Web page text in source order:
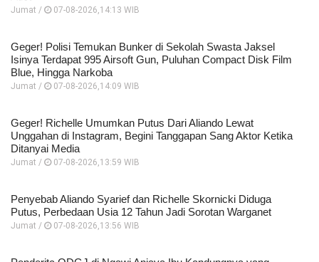
Jumat / 07-08-2026,14:13 WIB
Geger! Polisi Temukan Bunker di Sekolah Swasta Jaksel
Isinya Terdapat 995 Airsoft Gun, Puluhan Compact Disk Film
Blue, Hingga Narkoba
Jumat / 07-08-2026,14:09 WIB
Geger! Richelle Umumkan Putus Dari Aliando Lewat
Unggahan di Instagram, Begini Tanggapan Sang Aktor Ketika
Ditanyai Media
Jumat / 07-08-2026,13:59 WIB
Penyebab Aliando Syarief dan Richelle Skornicki Diduga
Putus, Perbedaan Usia 12 Tahun Jadi Sorotan Warganet
Jumat / 07-08-2026,13:56 WIB